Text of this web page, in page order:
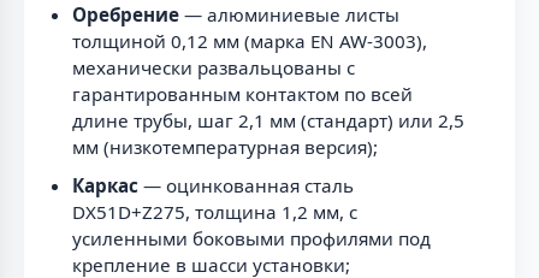
Оребрение — алюминиевые листы
толщиной 0,12 мм (марка EN AW-3003),
механически развальцованы с
гарантированным контактом по всей
длине трубы, шаг 2,1 мм (стандарт) или 2,5
мм (низкотемпературная версия);
Каркас — оцинкованная сталь
DX51D+Z275, толщина 1,2 мм, с
усиленными боковыми профилями под
крепление в шасси установки;